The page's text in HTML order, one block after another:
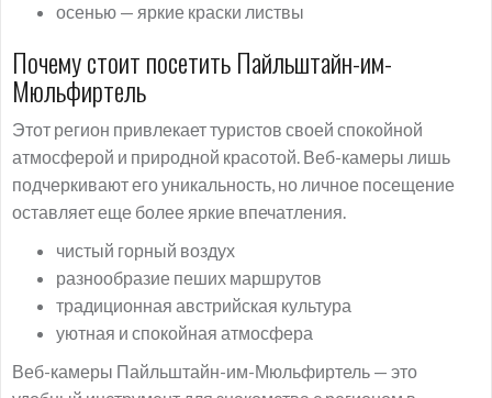
осенью — яркие краски листвы
Почему стоит посетить Пайльштайн-им-
Мюльфиртель
Этот регион привлекает туристов своей спокойной
атмосферой и природной красотой. Веб-камеры лишь
подчеркивают его уникальность, но личное посещение
оставляет еще более яркие впечатления.
чистый горный воздух
разнообразие пеших маршрутов
традиционная австрийская культура
уютная и спокойная атмосфера
Веб-камеры Пайльштайн-им-Мюльфиртель — это